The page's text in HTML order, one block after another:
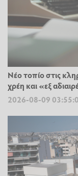
Νέο τοπίο στις
χρέη και «εξ
2026-08-09